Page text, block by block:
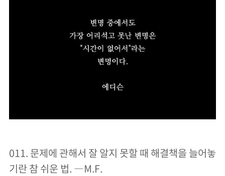
011. 문제에 관해서 잘 알지 못할 때 해결책을 늘어놓
기란 참 쉬운 법. ―M.F.